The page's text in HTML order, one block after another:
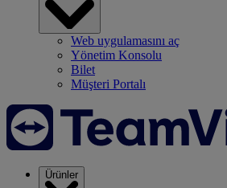
Web uygulamasını aç
Yönetim Konsolu
Bilet
Müşteri Portalı
Ürünler